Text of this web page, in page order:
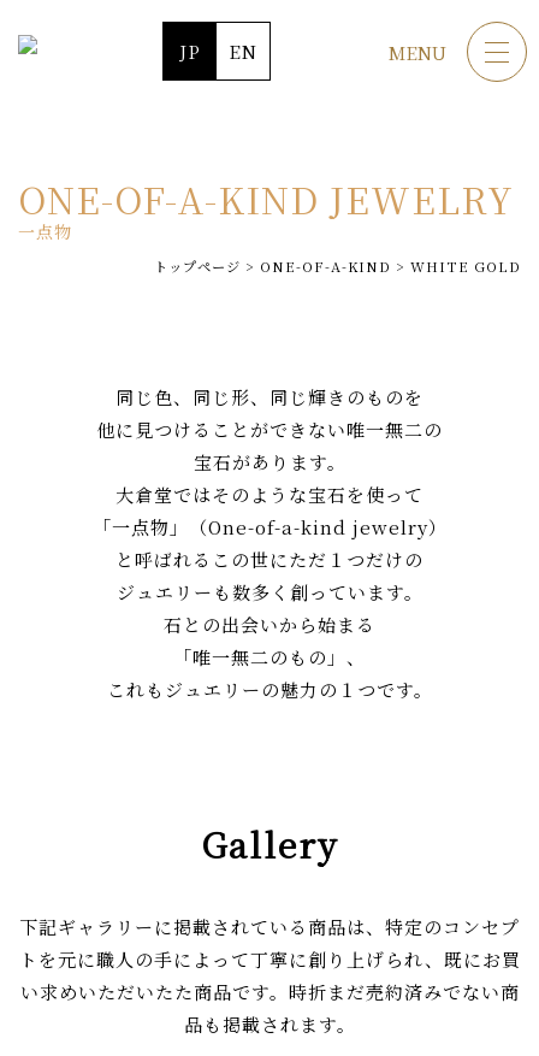
JP EN MENU
ONE-OF-A-KIND JEWELRY
一点物
トップページ > ONE-OF-A-KIND > WHITE GOLD
同じ色、同じ形、同じ輝きのものを
他に見つけることができない唯一無二の
宝石があります。
大倉堂ではそのような宝石を使って
「一点物」（One-of-a-kind jewelry）
と呼ばれる この世にただ１つだけの
ジュエリーも数多く創っています。
石との出会いから始まる
「唯一無二のもの」、
これもジュエリーの魅力の１つです。
Gallery
下記ギャラリーに掲載されている商品は、特定のコンセプ
トを元に職人の手によって丁寧に創り上げられ、既にお買
い求めいただいたた商品です。 時折まだ売約済みでない商
品も掲載されます。